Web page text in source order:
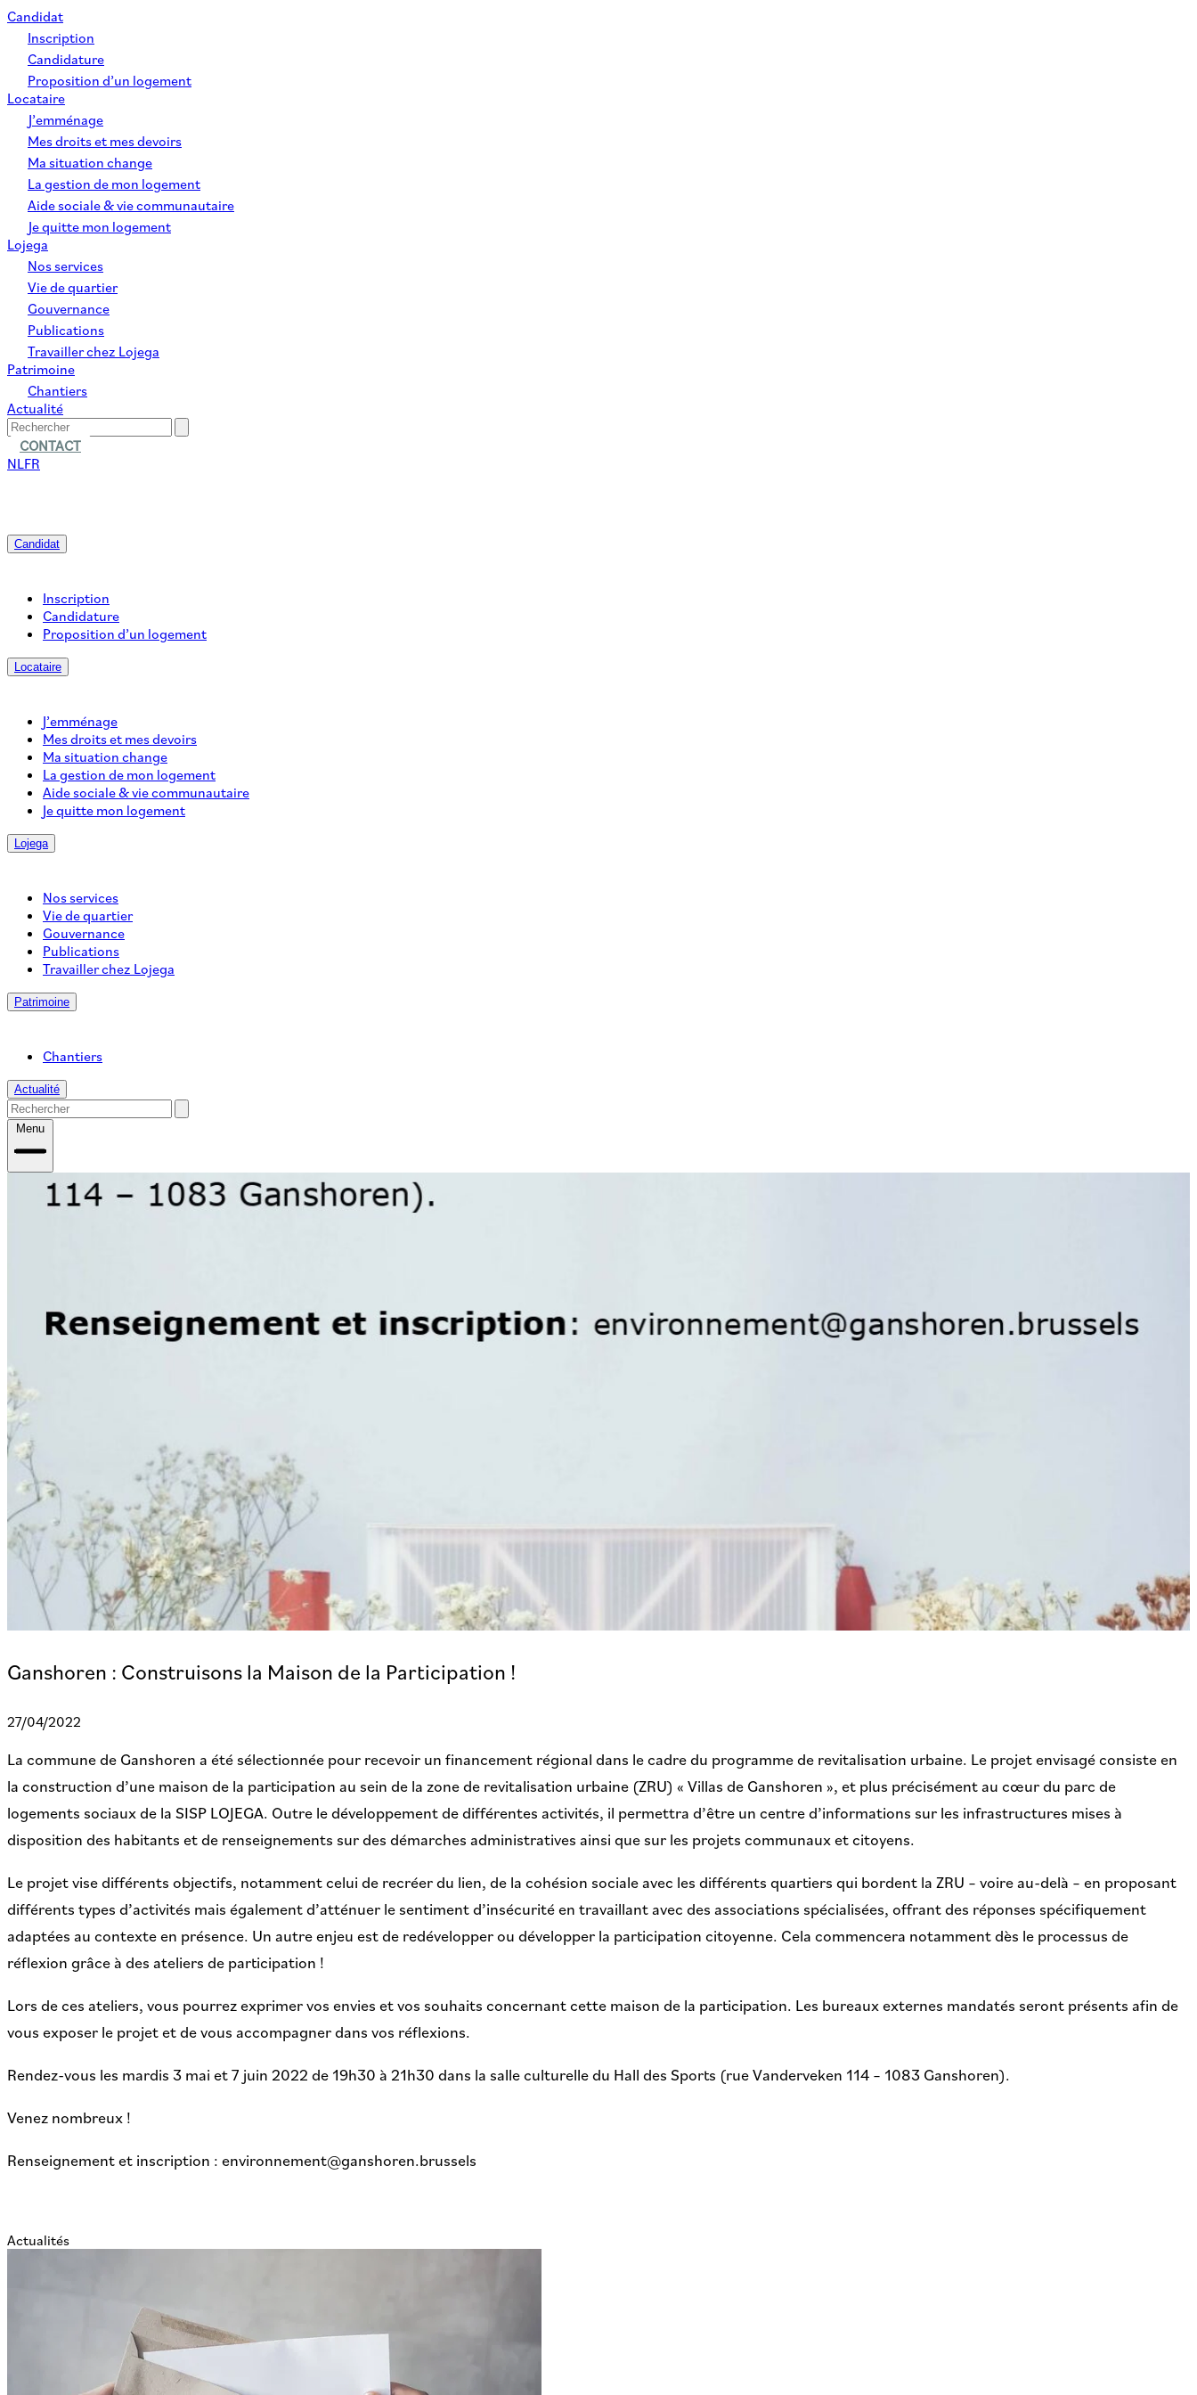
Candidat
Inscription
Candidature
Proposition d’un logement
Locataire
J’emménage
Mes droits et mes devoirs
Ma situation change
La gestion de mon logement
Aide sociale & vie communautaire
Je quitte mon logement
Lojega
Nos services
Vie de quartier
Gouvernance
Publications
Travailler chez Lojega
Patrimoine
Chantiers
Actualité
CONTACT
NLFR
Candidat
Inscription
Candidature
Proposition d’un logement
Locataire
J’emménage
Mes droits et mes devoirs
Ma situation change
La gestion de mon logement
Aide sociale & vie communautaire
Je quitte mon logement
Lojega
Nos services
Vie de quartier
Gouvernance
Publications
Travailler chez Lojega
Patrimoine
Chantiers
Actualité
Menu
Ganshoren : Construisons la Maison de la Participation !
27/04/2022
La commune de Ganshoren a été sélectionnée pour recevoir un financement régional dans le cadre du programme de revitalisation urbaine. Le projet envisagé consiste en
la construction d’une maison de la participation au sein de la zone de revitalisation urbaine (ZRU) « Villas de Ganshoren », et plus précisément au cœur du parc de
logements sociaux de la SISP LOJEGA. Outre le développement de différentes activités, il permettra d’être un centre d’informations sur les infrastructures mises à
disposition des habitants et de renseignements sur des démarches administratives ainsi que sur les projets communaux et citoyens.
Le projet vise différents objectifs, notamment celui de recréer du lien, de la cohésion sociale avec les différents quartiers qui bordent la ZRU – voire au-delà – en proposant
différents types d’activités mais également d’atténuer le sentiment d’insécurité en travaillant avec des associations spécialisées, offrant des réponses spécifiquement
adaptées au contexte en présence. Un autre enjeu est de redévelopper ou développer la participation citoyenne. Cela commencera notamment dès le processus de
réflexion grâce à des ateliers de participation !
Lors de ces ateliers, vous pourrez exprimer vos envies et vos souhaits concernant cette maison de la participation. Les bureaux externes mandatés seront présents afin de
vous exposer le projet et de vous accompagner dans vos réflexions.
Rendez-vous les mardis 3 mai et 7 juin 2022 de 19h30 à 21h30 dans la salle culturelle du Hall des Sports (rue Vanderveken 114 – 1083 Ganshoren).
Venez nombreux !
Renseignement et inscription : environnement@ganshoren.brussels
Actualités